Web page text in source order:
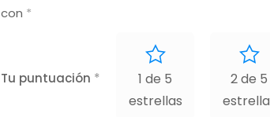
con *
Tu puntuación *
1 de 5
estrellas
2 de 5